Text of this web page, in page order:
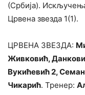
(Србија).
Црвена звезда 1(1).
ЦРВЕНА ЗВЕЗДА:
Живковић,
Вукићевић 2,
Чикарић. Тренер: